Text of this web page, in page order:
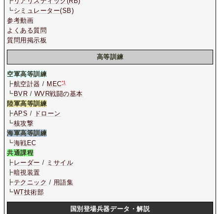
┗シミュレーター(SB)
参考動画
よくある質問
質問用掲示板
高等訓練
空軍高等訓練
┣航空計器 / MEC*1
┗ BVR / WVR戦闘の基本
陸軍高等訓練
┣APS / ドローン
┗核攻撃
海軍高等訓練
┗海戦EC
共通課程
┣ レーダー / ミサイル
┣暗視装置
┣テクニック / 用語集
┗WT技術部
国別登場兵器データ・解説